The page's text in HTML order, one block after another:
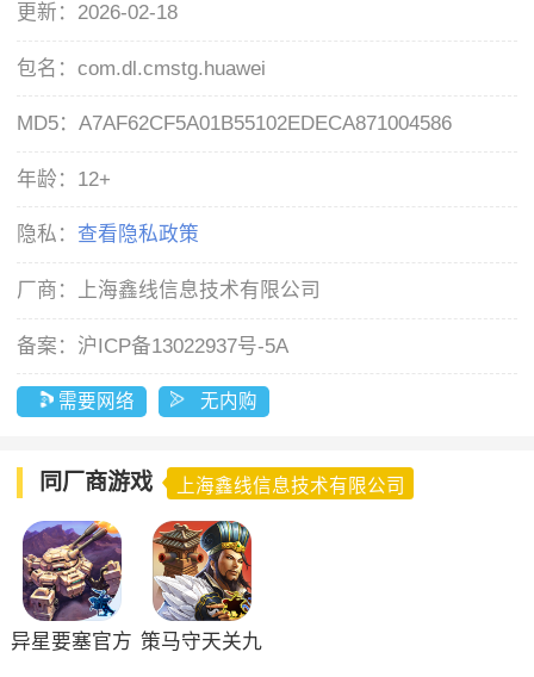
更新： 2026-02-18
包名：com.dl.cmstg.huawei
MD5：A7AF62CF5A01B55102EDECA871004586
年龄： 12+
隐私： 查看隐私政策
厂商： 上海鑫线信息技术有限公司
备案： 沪ICP备13022937号-5A
需要网络 无内购
同厂商游戏 上海鑫线信息技术有限公司
异星要塞官方 策马守天关九